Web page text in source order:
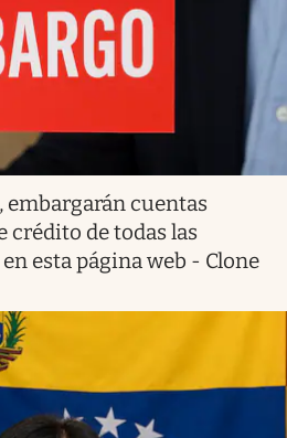
embargarán cuentas
crédito de todas las
esta página web - Clone